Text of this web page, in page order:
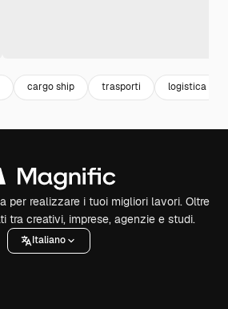
cargo ship trasporti logistica
per realizzare i tuoi migliori lavori. Oltre
tra creativi, imprese, agenzie e studi.
Italiano